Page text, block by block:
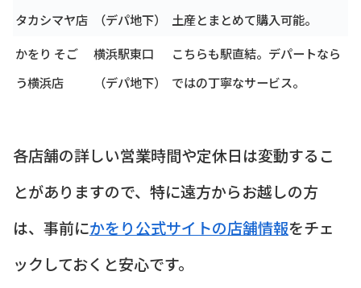
タカシマヤ店
（デパ地下）
土産とまとめて購入可能。
かをり そご
う横浜店
横浜駅東口
（デパ地下）
こちらも駅直結。デパートなら
ではの丁寧なサービス。
各店舗の詳しい営業時間や定休日は変動するこ
とがありますので、特に遠方からお越しの方
は、事前にかをり公式サイトの店舗情報をチェ
ックしておくと安心です。